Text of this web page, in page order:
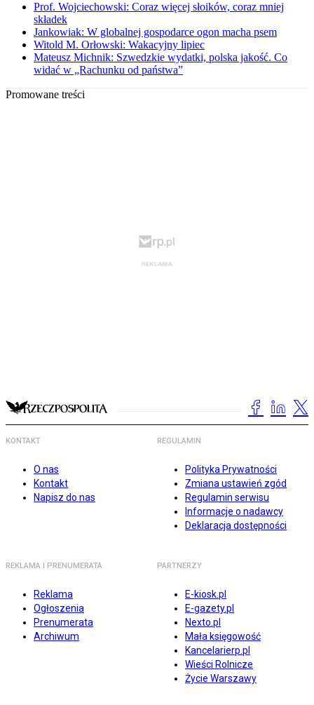
Prof. Wojciechowski: Coraz więcej słoików, coraz mniej
składek
Jankowiak: W globalnej gospodarce ogon macha psem
Witold M. Orłowski: Wakacyjny lipiec
Mateusz Michnik: Szwedzkie wydatki, polska jakość. Co
widać w „Rachunku od państwa”
Promowane treści
KONTAKT
O nas
Kontakt
Napisz do nas
REGULAMIN
Polityka Prywatności
Zmiana ustawień zgód
Regulamin serwisu
Informacje o nadawcy
Deklaracja dostępności
REKLAMA I PRENUMERATA
Reklama
Ogłoszenia
Prenumerata
Archiwum
PARTNERZY
E-kiosk.pl
E-gazety.pl
Nexto.pl
Mała księgowość
Kancelarierp.pl
Wieści Rolnicze
Życie Warszawy